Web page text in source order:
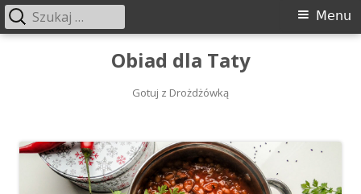
Obiad dla Taty
Gotuj z Drożdżówką
Menu
Menu
Szukaj: